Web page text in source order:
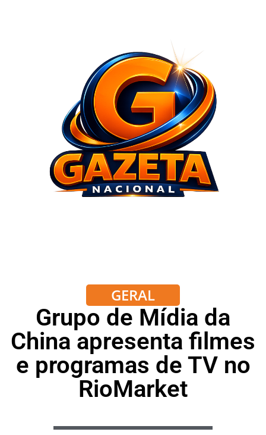
GERAL
Grupo de Mídia da
China apresenta filmes
e programas de TV no
RioMarket